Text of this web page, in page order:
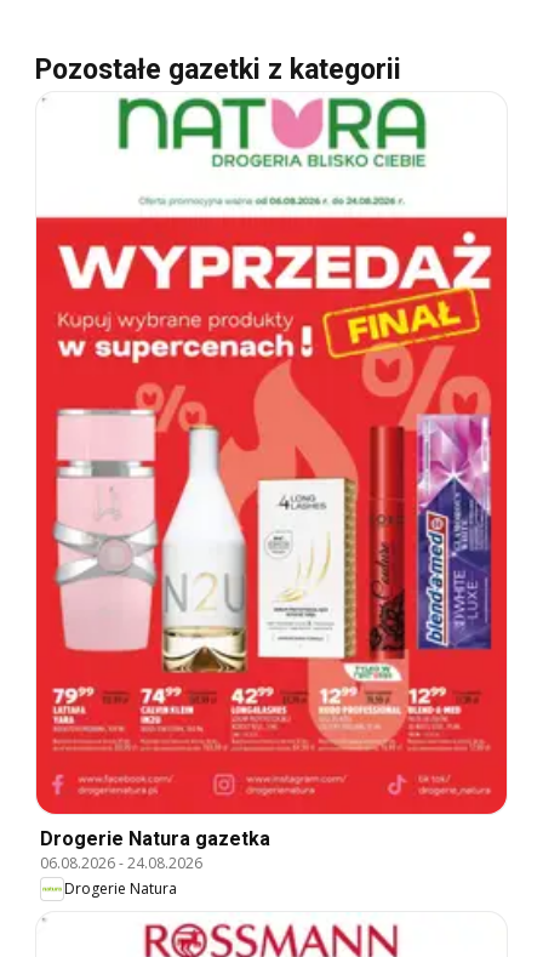
Pozostałe gazetki z kategorii
Drogerie Natura gazetka
06.08.2026-24.08.2026
Drogerie Natura